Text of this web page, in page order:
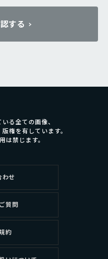
する
る全ての画像、
権を有しています。
は禁じます。
わせ
質問
約